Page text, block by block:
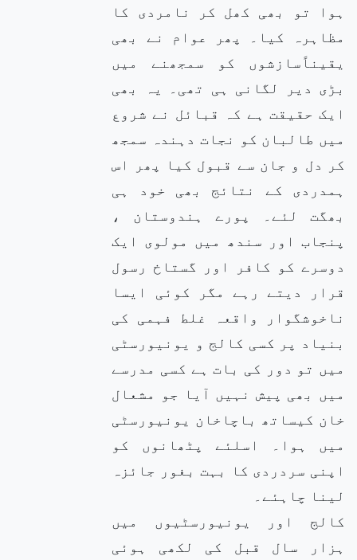
ہوا تو بھی کھل کر نامردی کا
مظاہرہ کیا۔ پھر عوام نے بھی
یقیناًسازشوں کو سمجھنے میں
بڑی دیر لگانی ہی تھی۔ یہ بھی
ایک حقیقت ہے کہ قبائل نے شروع
میں طالبان کو نجات دہندہ سمجھ
کر دل و جان سے قبول کیا پھر اس
ہمدردی کے نتائج بھی خود ہی
بھگت لئے۔ پورے ہندوستان ،
پنجاب اور سندھ میں مولوی ایک
دوسرے کو کافر اور گستاخ رسول
قرار دیتے رہے مگر کوئی ایسا
ناخوشگوار واقعہ غلط فہمی کی
بنیاد پر کسی کالج و یونیورسٹی
میں تو دور کی بات ہے کسی مدرسے
میں بھی پیش نہیں آیا جو مشعال
خان کیساتھ باچاخان یونیورسٹی
میں ہوا۔ اسلئے پٹھانوں کو
اپنی سردردی کا بہت بغور جائزہ
لینا چاہئے۔
کالج اور یونیورسٹیوں میں
ہزار سال قبل کی لکھی ہوئی